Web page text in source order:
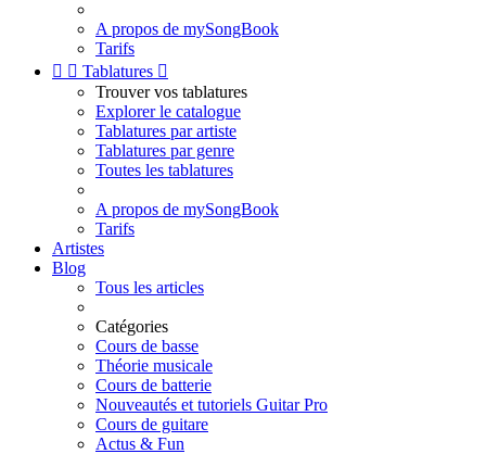
A propos de mySongBook
Tarifs
  Tablatures 
Trouver vos tablatures
Explorer le catalogue
Tablatures par artiste
Tablatures par genre
Toutes les tablatures
A propos de mySongBook
Tarifs
Artistes
Blog
Tous les articles
Catégories
Cours de basse
Théorie musicale
Cours de batterie
Nouveautés et tutoriels Guitar Pro
Cours de guitare
Actus & Fun